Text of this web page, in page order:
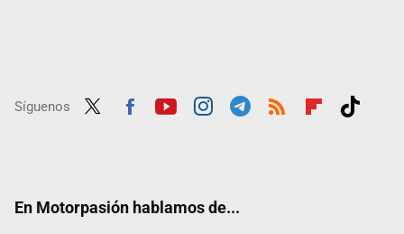
Síguenos
En Motorpasión hablamos de...